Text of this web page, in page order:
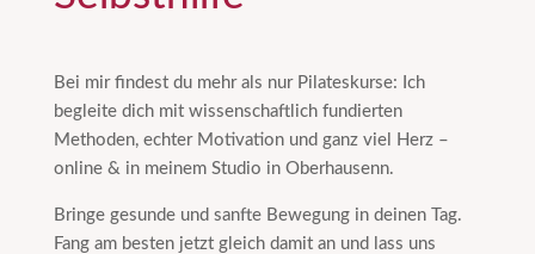
Bei mir findest du mehr als nur Pilateskurse: Ich
begleite dich mit wissenschaftlich fundierten
Methoden, echter Motivation und ganz viel Herz –
online & in meinem Studio in Oberhausenn.
Bringe gesunde und sanfte Bewegung in deinen Tag.
Fang am besten jetzt gleich damit an und lass uns